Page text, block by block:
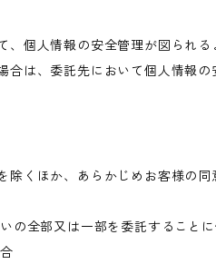
個人情報の安全管理が図られ
は、委託先において個人情報
くほか、あらかじめお客様の
の全部又は一部を委託すること